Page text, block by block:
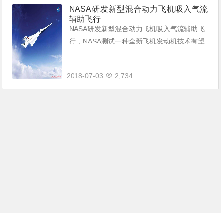
NASA研发新型混合动力飞机吸入气流
辅助飞行
NASA研发新型混合动力飞机吸入气流辅助飞
行，NASA测试一种全新飞机发动机技术有望
2018-07-03
2,734